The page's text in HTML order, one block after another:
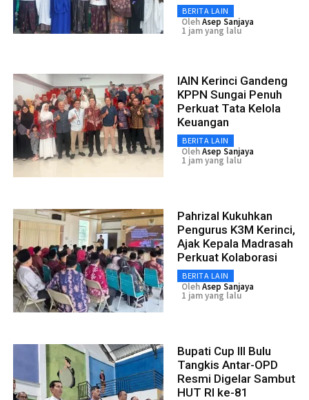
BERITA LAIN
OlehAsep Sanjaya
1 jam yang lalu
IAIN Kerinci Gandeng
KPPN Sungai Penuh
Perkuat Tata Kelola
Keuangan
BERITA LAIN
OlehAsep Sanjaya
1 jam yang lalu
Pahrizal Kukuhkan
Pengurus K3M Kerinci,
Ajak Kepala Madrasah
Perkuat Kolaborasi
BERITA LAIN
OlehAsep Sanjaya
1 jam yang lalu
Bupati Cup III Bulu
Tangkis Antar-OPD
Resmi Digelar Sambut
HUT RI ke-81